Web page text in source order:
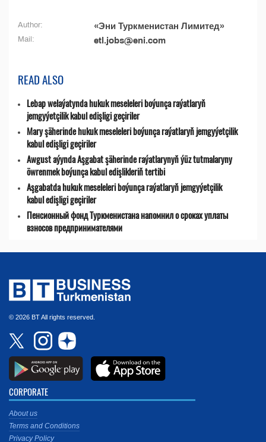
Author: «Эни Туркменистан Лимитед»
Mail: etl.jobs@eni.com
READ ALSO
Lebap welaýatynda hukuk meseleleri boýunça raýatlaryň
jemgyýetçilik kabul edişligi geçiriler
Mary şäherinde hukuk meseleleri boýunça raýatlaryň jemgyýetçilik
kabul edişligi geçiriler
Awgust aýynda Aşgabat şäherinde raýatlarynyň ýüz tutmalaryny
öwrenmek boýunça kabul edişlikleriň tertibi
Aşgabatda hukuk meseleleri boýunça raýatlaryň jemgyýetçilik
kabul edişligi geçiriler
Пенсионный фонд Туркменистана напомнил о сроках уплаты
взносов предпринимателями
© 2026 BT All rights reserved.
CORPORATE
About us
Terms and Conditions
Privacy Policy